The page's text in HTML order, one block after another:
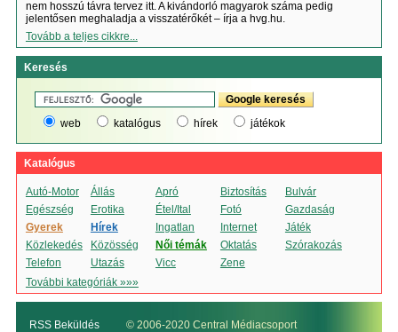
nem hosszú távra tervez itt. A kivándorló magyarok száma pedig
jelentősen meghaladja a visszatérőkét – írja a hvg.hu.
Tovább a teljes cikkre...
Keresés
web katalógus hírek játékok
Katalógus
Autó-Motor Állás Apró Biztosítás
Bulvár
Egészség
Erotika Étel/Ital Fotó
Gazdaság
Gyerek
Hírek Ingatlan Internet
Játék
Közlekedés
Közösség Női témák Oktatás
Szórakozás
Telefon
Utazás Vicc
Zene
További kategóriák »»»
RSS Beküldés © 2006-2020 Central Médiacsoport